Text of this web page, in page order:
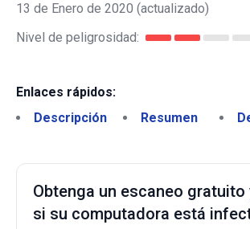
13 de Enero de 2020 (actualizado)
Nivel de peligrosidad:
Enlaces rápidos:
Descripción
Resumen
Obtenga un escaneo
si su computadora está